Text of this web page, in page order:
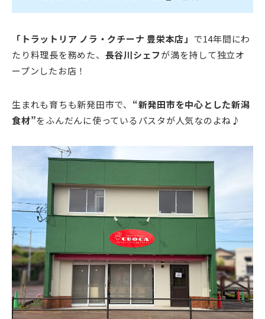
「トラットリア ノラ・クチーナ 豊栄本店」 で14年間にわ
たり料理長を務めた、 長谷川シェフが満を持して独立オ
ープンしたお店！
生まれも育ちも新発田市で、 “新発田市を中心とした新潟
食材”をふんだんに使っているパスタが人気なのよね♪